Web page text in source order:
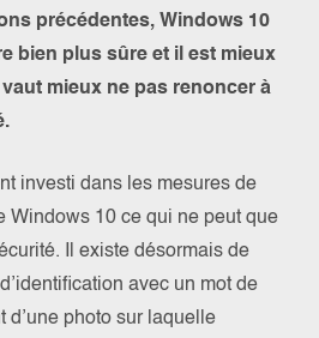
précédentes, Windows 10
bien plus sûre et il est mieux
mieux ne pas renoncer à
investi dans les mesures de
Windows 10 ce qui ne peut que
Il existe désormais de
avec un mot de
d’une photo sur laquelle